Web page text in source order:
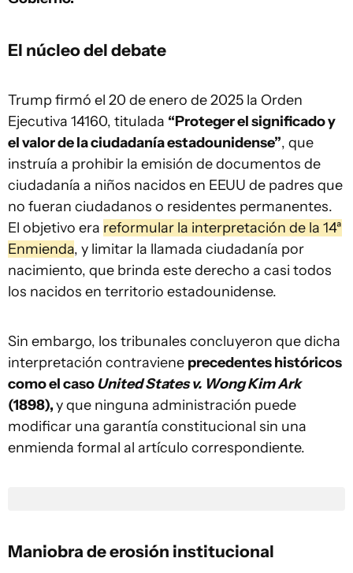
El núcleo del debate
Trump firmó el 20 de enero de 2025 la Orden
Ejecutiva 14160, titulada “Proteger el significado y
el valor de la ciudadanía estadounidense”, que
instruía a prohibir la emisión de documentos de
ciudadanía a niños nacidos en EEUU de padres que
no fueran ciudadanos o residentes permanentes.
El objetivo era reformular la interpretación de la 14ª
Enmienda, y limitar la llamada ciudadanía por
nacimiento, que brinda este derecho a casi todos
los nacidos en territorio estadounidense.
Sin embargo, los tribunales concluyeron que dicha
interpretación contraviene precedentes históricos
como el caso United States v. Wong Kim Ark
(1898),y que ninguna administración puede
modificar una garantía constitucional sin una
enmienda formal al artículo correspondiente.
Maniobra de erosión institucional